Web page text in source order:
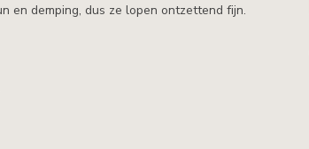
en demping, dus ze lopen ontzettend fijn.